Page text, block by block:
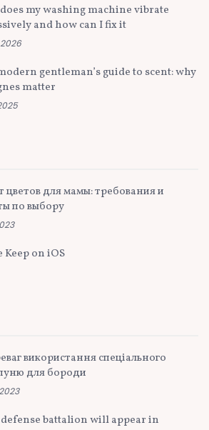
my washing machine vibrate
and how can I fix it
gentleman’s guide to scent: why
matter
цветов для мамы: требования и
по выбору
Keep on iOS
використання спеціального
для бороди
battalion will appear in